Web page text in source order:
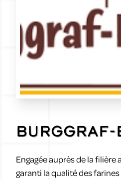
Engagée auprès de la filière
garanti la qualité des